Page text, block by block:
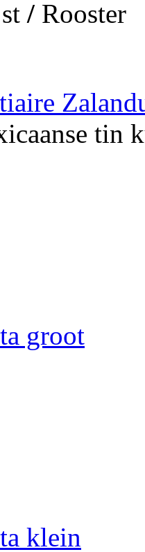
/ Rooster
tin
groot
klein